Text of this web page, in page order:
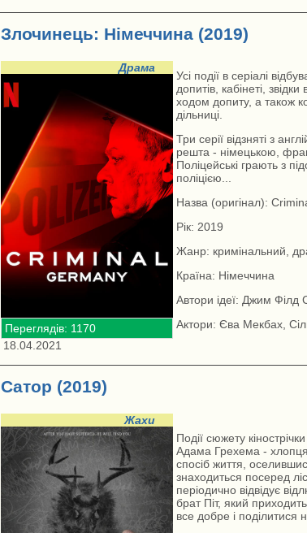
Злочинець: Німеччина (2019)
Драма
Переглядів: 1170
18.04.2021
Усі події в серіалі
допитів, кабінеті,
ходом допиту, а також
дільниці.
Три серії відзняті з
решта - німецькою,
Поліцейські грають з
поліцією...
Назва (оригінал):
Рік: 2019
Жанр: кримінальний,
Країна: Німеччина
Автори ідеї: Джим Філд
Актори: Єва Мекбах,
Сатор (2019)
Жахи
Події сюжету
Адама Грехема -
спосіб життя,
знаходиться посеред
періодично відвідує
брат Піт, який
все добре і поділитися